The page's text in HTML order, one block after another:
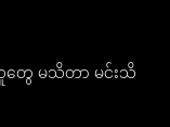
ေ မသိတာ မင်းသိ